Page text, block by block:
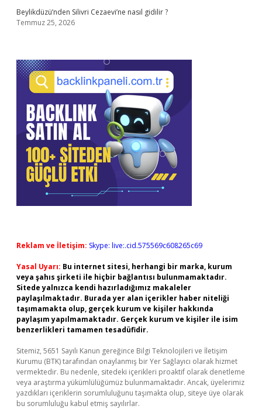
Beylikdüzü’nden Silivri Cezaevi’ne nasıl gidilir ?
Temmuz 25, 2026
Reklam ve İletişim: Skype: live:.cid.575569c608265c69
Yasal Uyarı: Bu internet sitesi, herhangi bir marka, kurum
veya şahıs şirketi ile hiçbir bağlantısı bulunmamaktadır.
Sitede yalnızca kendi hazırladığımız makaleler
paylaşılmaktadır. Burada yer alan içerikler haber niteliği
taşımamakta olup, gerçek kurum ve kişiler hakkında
paylaşım yapılmamaktadır. Gerçek kurum ve kişiler ile isim
benzerlikleri tamamen tesadüfidir.
Sitemiz, 5651 Sayılı Kanun gereğince Bilgi Teknolojileri ve İletişim
Kurumu (BTK) tarafından onaylanmış bir Yer Sağlayıcı olarak hizmet
vermektedir. Bu nedenle, sitedeki içerikleri proaktif olarak denetleme
veya araştırma yükümlülüğümüz bulunmamaktadır. Ancak, üyelerimiz
yazdıkları içeriklerin sorumluluğunu taşımakta olup, siteye üye olarak
bu sorumluluğu kabul etmiş sayılırlar.